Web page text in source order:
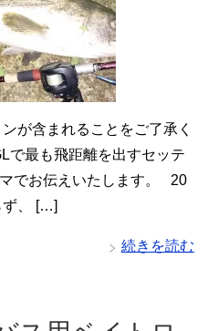
が含まれることをご了承く
で最も飛距離を出すセッテ
でお伝えいたします。 20
ず、 […]
続きを読む